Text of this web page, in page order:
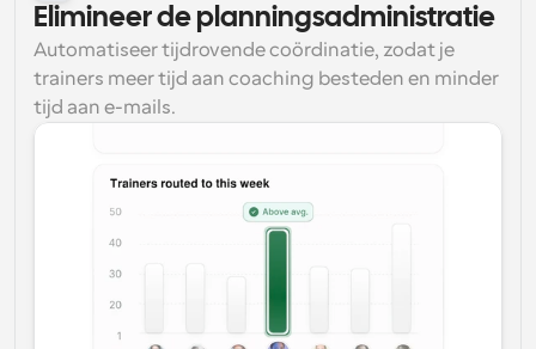
Elimineer de planningsadministratie
Automatiseer tijdrovende coördinatie, zodat je
trainers meer tijd aan coaching besteden en minder
tijd aan e-mails.